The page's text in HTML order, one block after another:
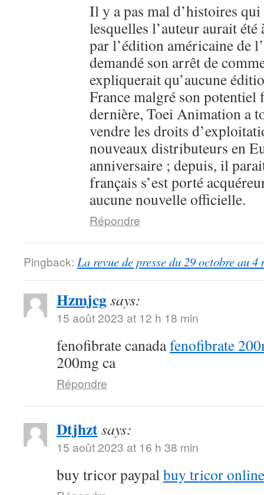
Il y a pas mal d’histoires
lesquelles l’auteur aurait
par l’édition américaine de
demandé son arrêt de
expliquerait qu’aucune
France malgré son potentiel
dernière, Toei Animation a
vendre les droits
nouveaux distributeurs en
anniversaire ; depuis, il
français s’est porté
aucune nouvelle officielle.
Répondre
Pingback: La revue de presse du 29 octobre au
Hzmjcgsays:
15 août 2023 at 12 h 18 min
fenofibrate canadafenofibrate
200mg ca
Répondre
Dtjhztsays:
15 août 2023 at 16 h 38 min
buy tricor paypalbuy tricor online